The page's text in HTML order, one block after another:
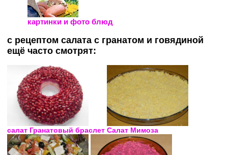
картинки и фото блюд
с рецептом салата с гранатом и говядиной
ещё часто смотрят:
салат Гранатовый браслет Салат Мимоза